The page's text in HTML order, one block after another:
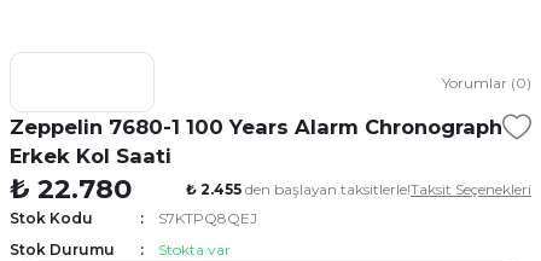
Yorumlar (0)
Zeppelin 7680-1 100 Years Alarm Chronograph
Erkek Kol Saati
₺ 22.780 ₺ 2.455 den başlayan taksitlerle!Taksit Seçenekleri
Stok Kodu
S7KTPQ8QEJ
Stok Durumu
Stokta var